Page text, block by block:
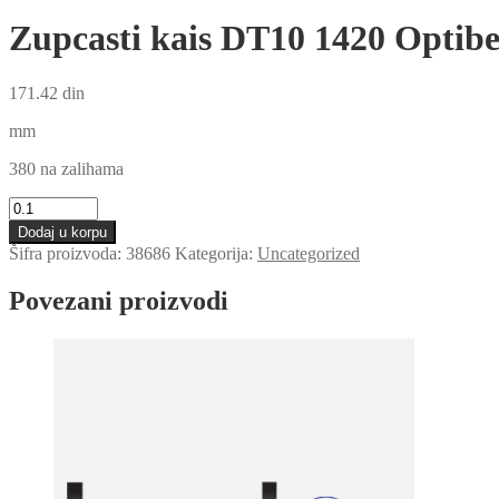
Zupcasti kais DT10 1420
171.42 din
mm
380 na zalihama
Zupcasti
kais
DT10
1420
količina
Dodaj u korpu
Šifra proizvoda: 38686 Kategorija: Uncategorized
Povezani proizvodi